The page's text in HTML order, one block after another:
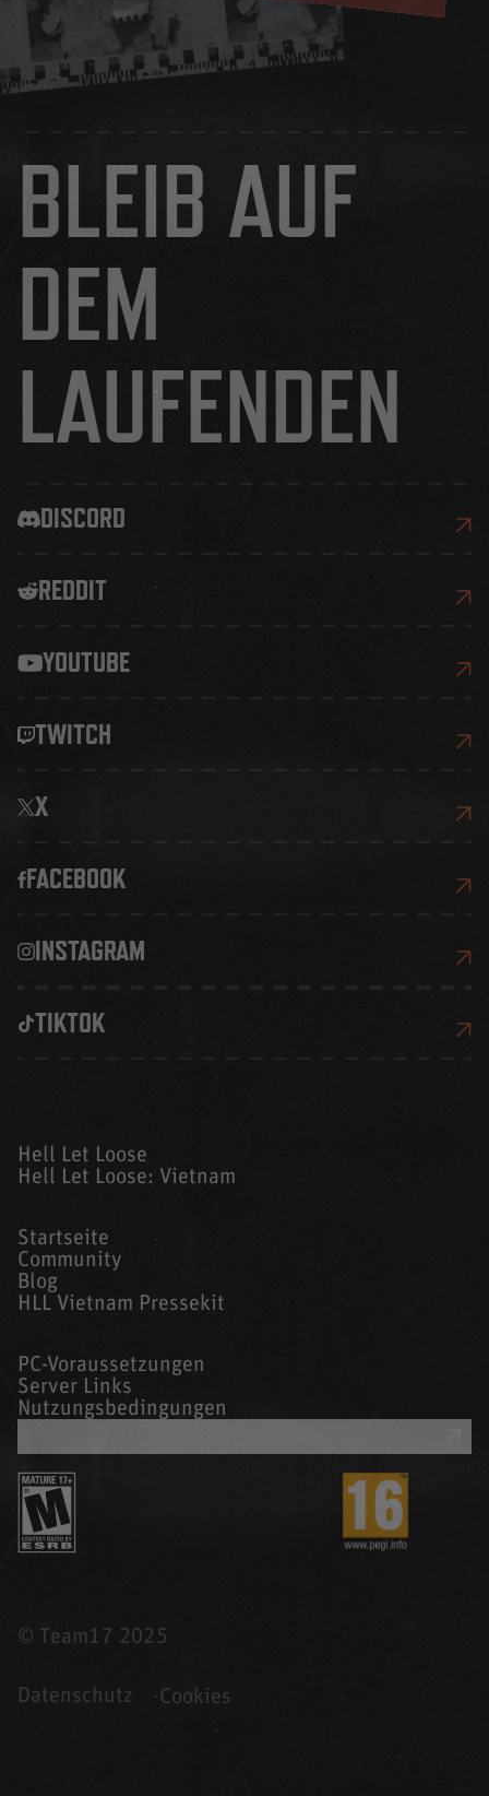
BLEIB AUF
DEM
LAUFENDEN
DISCORD
REDDIT
YOUTUBE
TWITCH
X
FACEBOOK
INSTAGRAM
TIKTOK
Hell Let Loose
Hell Let Loose: Vietnam
Startseite
Community
Blog
HLL Vietnam Pressekit
PC-Voraussetzungen
Server Links
Nutzungsbedingungen
© Team17 2025
Datenschutz Cookies